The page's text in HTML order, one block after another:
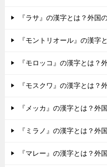
『ラサ』の漢字とは？外国
『モントリオール』の漢字
『モロッコ』の漢字とは？
『モスクワ』の漢字とは？
『メッカ』の漢字とは？外
『ミラノ』の漢字とは？外
『マレー』の漢字とは？外